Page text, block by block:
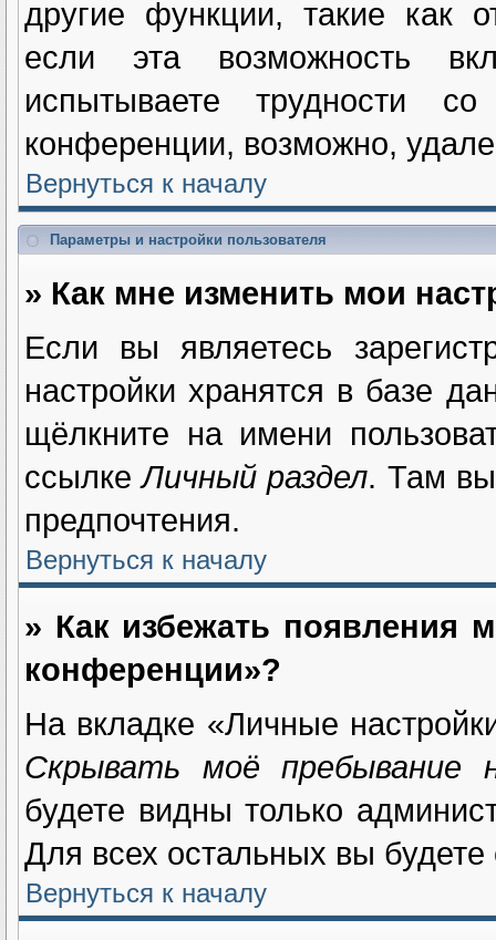
другие функции, такие как
если эта возможность
испытываете трудности
конференции, возможно,
Вернуться к началу
Параметры и настройки пользователя
» Как мне изменить мои
Если вы являетесь
настройки хранятся в базе
щёлкните на имени
ссылкеЛичный раздел. Там вы
предпочтения.
Вернуться к началу
» Как избежать появления
конференции»?
На вкладке «Личные
Скрывать моё пребывание
будете видны только
Для всех остальных вы
Вернуться к началу